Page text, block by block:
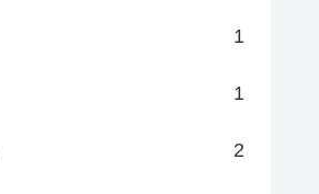
1
1
2